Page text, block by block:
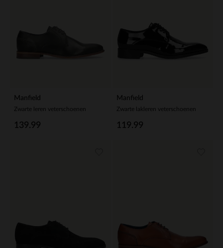
Manfield
Zwarte leren veterschoenen
139.99
Manfield
Zwarte lakleren veterschoenen
119.99